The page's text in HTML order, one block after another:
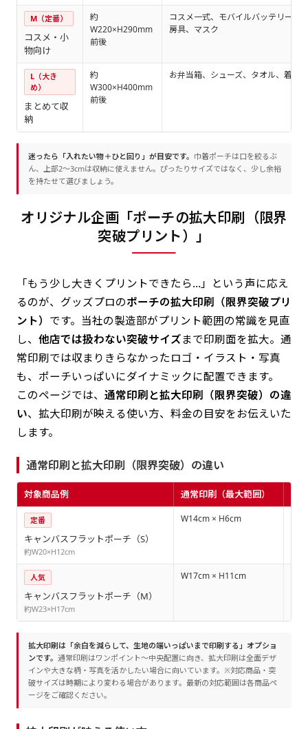
M（定番）
コスメ・小
物向け
約
W220×H290mm
前後
コスメ一式、モバイルバッテリー、
房具、マスク
L（大き
め）
まとめて収
納
約
W300×H400mm
前後
お弁当箱、シューズ、タオル、着替え
迷ったら「入れたい物＋ひと回り」が目安です。 巾着ポーチは口を絞るぶ
ん、上部2〜3cmは収納に使えません。ぴったりサイズではなく、少し余裕
を持たせて選びましょう。
オリジナル企画「ポーチの拡大印刷（限界
突破プリント）」
「もう少し大きくプリントできたら…」という声に応え
るのが、グッズプロのポーチの拡大印刷（限界突破プリ
ント） です。当社の製造部がプリント範囲の常識を見直
し、 他店では扱わない突破サイズまで印刷面を拡大。通
常印刷では収まりきらなかったロゴ・イラスト・写真
も、ポーチいっぱいにダイナミックに配置できます。
このページでは、 通常印刷と拡大印刷（限界突破）の違
い、拡大印刷が映える使い方、料金の目安をお伝えいた
します。
通常印刷と拡大印刷（限界突破）の違い
対象商品例 通常印刷（最大範囲）
定番
キャンバスフラットポーチ（S）
約W20×H12cm
W14cm × H6cm
人気
キャンバスフラットポーチ（M）
約W23×H17cm
W17cm × H11cm
拡大印刷は「余白を減らして、生地の端いっぱいまで印刷する」オプショ
ンです。 通常印刷はワンポイント〜中央配置に向き、拡大印刷は全面デザ
インや大きな柄・写真を活かしたい場合に向いています。※対応商品・突
破サイズは時期により変わる場合があります。最新の対応範囲は各商品ペ
ージをご確認ください。